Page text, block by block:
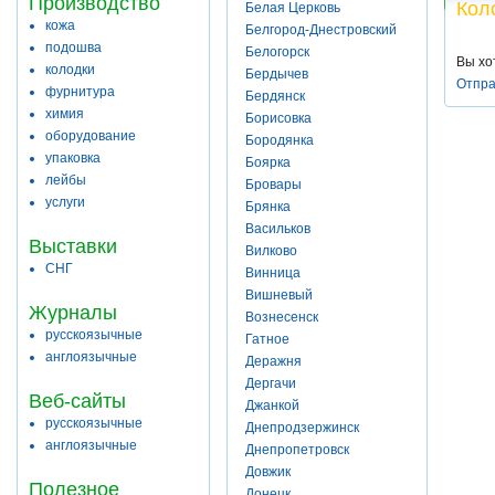
кожа
подошва
колодки
фурнитура
химия
оборудование
упаковка
лейбы
услуги
Выставки
СНГ
Журналы
русскоязычные
англоязычные
Веб-сайты
русскоязычные
англоязычные
Полезное
Белая Церковь
Белгород-Днестровский
Белогорск
Бердычев
Бердянск
Борисовка
Бородянка
Боярка
Бровары
Брянка
Васильков
Вилково
Винница
Вишневый
Вознесенск
Гатное
Деражня
Дергачи
Джанкой
Днепродзержинск
Днепропетровск
Довжик
Вы